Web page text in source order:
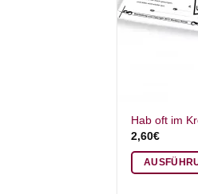
Hab oft im
2,60€